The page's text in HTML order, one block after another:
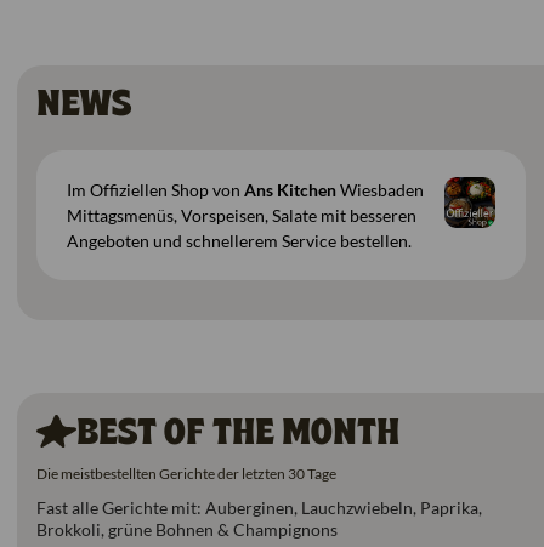
NEWS
Im Offiziellen Shop von Ans KitchenWiesbaden
Mittagsmenüs, Vorspeisen, Salate mit besseren
Angeboten und schnellerem Service bestellen.
BEST OF THE MONTH
Die meistbestellten Gerichte der letzten 30 Tage
Fast alle Gerichte mit: Auberginen, Lauchzwiebeln, Paprika,
Brokkoli, grüne Bohnen & Champignons